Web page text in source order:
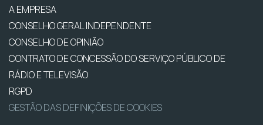
A EMPRESA
CONSELHO GERAL INDEPENDENTE
CONSELHO DE OPINIÃO
CONTRATO DE CONCESSÃO DO SERVIÇO PÚBLICO DE
RÁDIO E TELEVISÃO
RGPD
GESTÃO DAS DEFINIÇÕES DE COOKIES